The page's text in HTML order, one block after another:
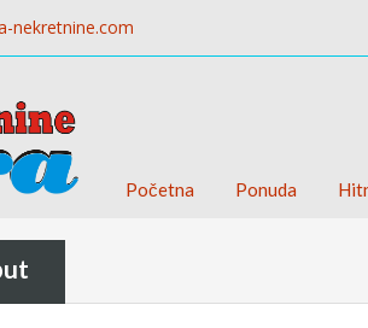
nekretnine.com
Početna Ponuda